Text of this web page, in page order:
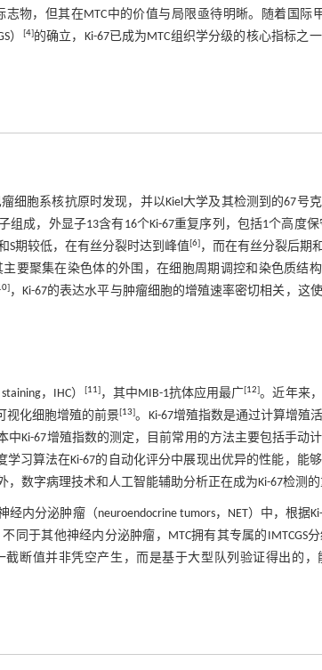
物，但其在MTC中的价值与局限亟待明晰。随着国际
）
[4]的确立，Ki-67已成为MTC组织学分级的核心指标之
细胞系核抗原时发现，并以Kiel大学及其检测到的67号
成，外显子13含有16个Ki-67重复序列，包括1个高度保
S期较低，在有丝分裂时达到峰值[6] ，而在有丝分裂后期
要聚集在染色体的外围，在细胞周期调控和染色质结
]，Ki-67的表达水平与肿瘤细胞的增殖速率密切相关，这
，IHC） [11]，其中MIB-1抗体应用最广[12]。近年来
视化细胞增殖的前景[13]。Ki-67增殖指数是通过计算增殖
中Ki-67增殖指数的测定，目前常用的方法主要包括手动
学习算法在Ki-67的自动化评分中展现出优异的性能，能
数字病理技术和人工智能辅助分析正在成为Ki-67检测
内分泌肿瘤（neuroendocrine tumors，NET）中，根据
不同于其他神经内分泌肿瘤，MTC拥有其专属的IMTCGS
截断值并非凭空产生，而是基于大型队列验证得出的